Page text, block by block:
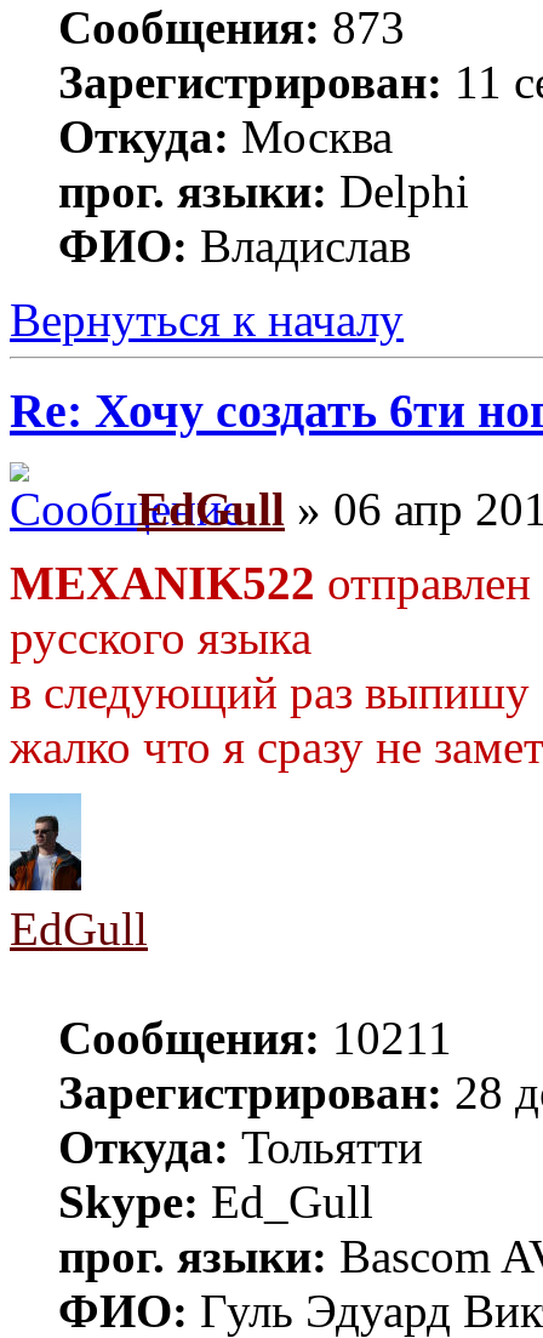
Сообщения: 873
Зарегистрирован: 11
Откуда: Москва
прог. языки: Delphi
ФИО: Владислав
Вернуться к началу
Re: Хочу создать 6ти
EdGull » 06 апр
MEXANIK522
русского языка
в следующий раз выпишу
жалко что я сразу не
EdGull
Сообщения: 10211
Зарегистрирован: 28
Откуда: Тольятти
Skype: Ed_Gull
прог. языки: Bascom
ФИО: Гуль Эдуард